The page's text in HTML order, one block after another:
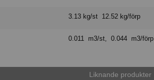
3.13 kg/st 12.52 kg/förp
0.011 m3/st, 0.044 m3/förp
Liknande produkter